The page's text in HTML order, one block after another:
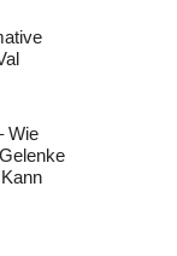
Wie